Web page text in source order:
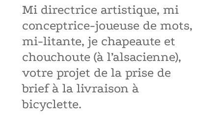
Mi directrice artistique, mi
conceptrice-joueuse de mots,
mi-litante, je chapeaute et
chouchoute (à l’alsacienne),
votre projet de la prise de
brief à la livraison à
bicyclette.